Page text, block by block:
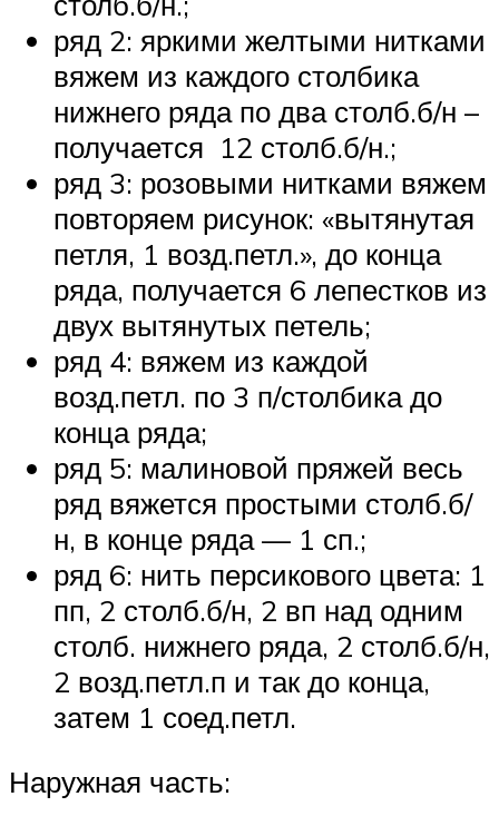
ряд 2: яркими желтыми нитками
вяжем из каждого столбика
нижнего ряда по два столб.б/н –
получается 12 столб.б/н.;
ряд 3: розовыми нитками вяжем
повторяем рисунок: «вытянутая
петля, 1 возд.петл.», до конца
ряда, получается 6 лепестков из
двух вытянутых петель;
ряд 4: вяжем из каждой
возд.петл. по 3 п/столбика до
конца ряда;
ряд 5: малиновой пряжей весь
ряд вяжется простыми столб.б/
н, в конце ряда — 1 сп.;
ряд 6: нить персикового цвета: 1
пп, 2 столб.б/н, 2 вп над одним
столб. нижнего ряда, 2 столб.б/н,
2 возд.петл.п и так до конца,
затем 1 соед.петл.
Наружная часть: